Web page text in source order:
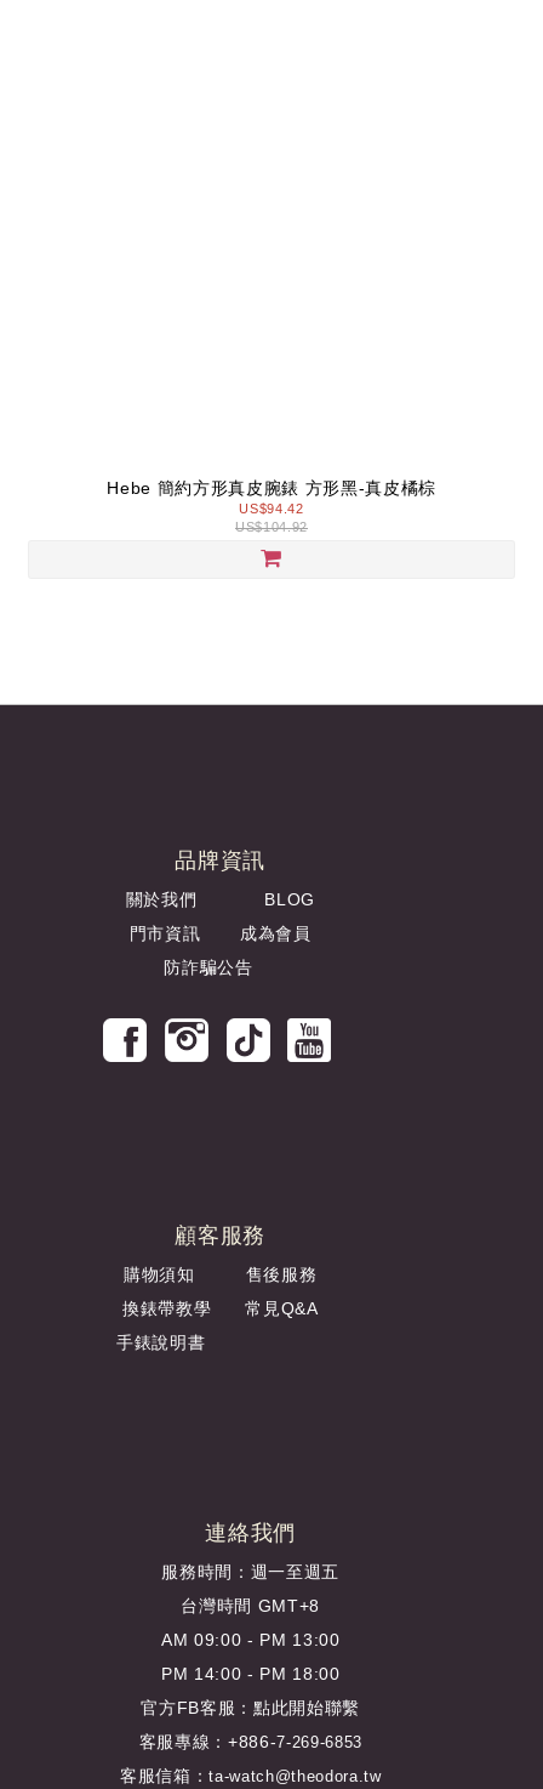
Hebe 簡約方形真皮腕錶 方形黑-真皮橘棕
US$94.42
US$104.92
品牌資訊
關於我們
BLOG
門市資訊
成為會員
防詐騙公告
顧客服務
購物須知 售後服務
換錶帶教學常見Q&A
手錶說明書
連絡我們
服務時間：週一至週五
台灣時間 GMT+8
AM 09:00 - PM 13:00
PM 14:00 - PM 18:00
官方FB客服：點此開始聯繫
客服專線：+886-7-269-6853
客服信箱：ta-watch@theodora.tw